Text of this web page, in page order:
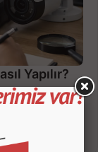
Yapılır?
sayısı,
birlikte